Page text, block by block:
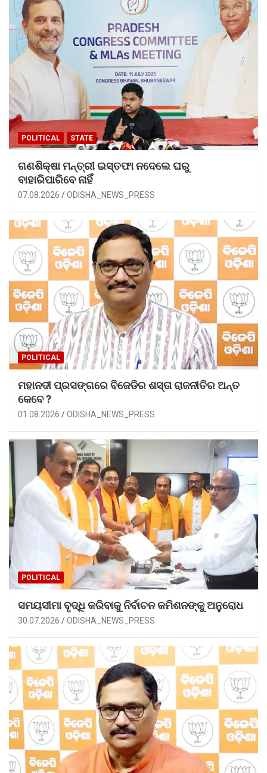
POLITICAL STATE
ଗଣଶିକ୍ଷା ମନ୍ତ୍ରୀ ଇସ୍ତଫା ନଦେଲେ ଘରୁ
ବାହାରିପାରିବେ ନାହିଁ
07.08.2026 ODISHA_NEWS_PRESS
POLITICAL
ମହାନଦୀ ପ୍ରସଙ୍ଗରେ ବିଜେଡିର ଶସ୍ତା ରାଜନୀତିର ଅନ୍ତ
କେବେ ?
01.08.2026 ODISHA_NEWS_PRESS
POLITICAL
ସମୟସୀମା ବୃଦ୍ଧି କରିବାକୁ ନିର୍ବାଚନ କମିଶନଙ୍କୁ ଅନୁରୋଧ
30.07.2026 ODISHA_NEWS_PRESS